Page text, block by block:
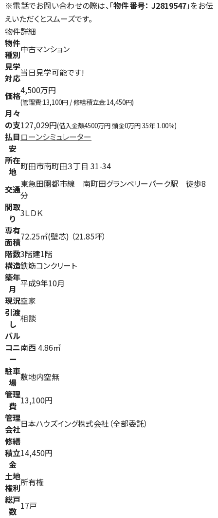
※電話でお問い合わせの際は、「物件番号： J2819547」をお伝
えいただくとスムーズです。
物件詳細
物件
種別中古マンション
見学
対応当日見学可能です!
価格4,500万円
(管理費:13,100円 / 修繕積立金:14,450円)
月々
の支
払目
安
127,029円(借入金額4500万円 頭金0万円 35年 1.00％)
ローンシミュレーター
所在
地 町田市南町田３丁目 31-34
交通東急田園都市線 南町田グランベリーパーク駅 徒歩8
分
間取
り 3ＬＤＫ
専有
面積72.25㎡(壁芯) （21.85坪）
階数3階建1階
構造鉄筋コンクリート
築年
月 平成9年10月
現況空家
引渡
し 相談
バル
コニ
ー
南西 4.86㎡
駐車
場 敷地内空無
管理
費 13,100円
管理
会社日本ハウズイング株式会社（全部委託）
修繕
積立
金
14,450円
土地
権利所有権
総戸
数 17戸